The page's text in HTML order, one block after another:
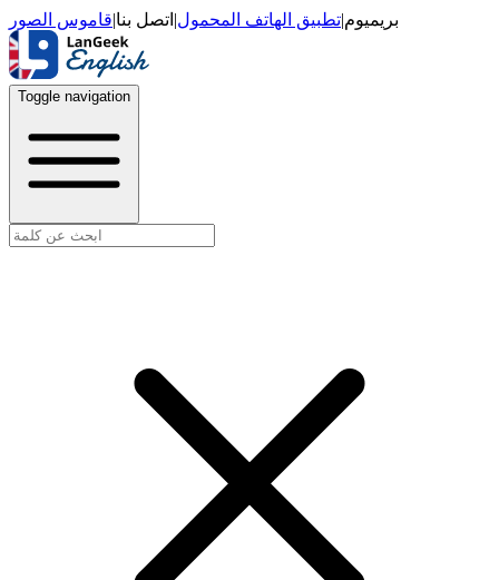
بريميوم|تطبيق الهاتف المحمول| اتصل بنا|قاموس الصور
Toggle navigation